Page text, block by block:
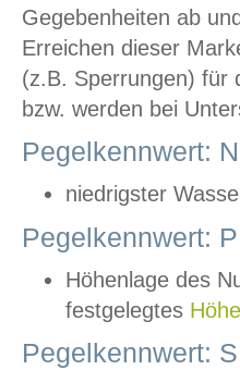
Gegebenheiten ab
Erreichen dieser
(z.B. Sperrungen) für
bzw. werden bei
Pegelkennwert:
niedrigster
Pegelkennwert:
Höhenlage des
festgelegtes
Pegelkennwert: